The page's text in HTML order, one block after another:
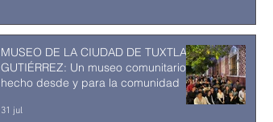
MUSEO DE LA CIUDAD DE TUXTLA
GUTIÉRREZ: Un museo comunitario
hecho desde y para la comunidad
31 jul